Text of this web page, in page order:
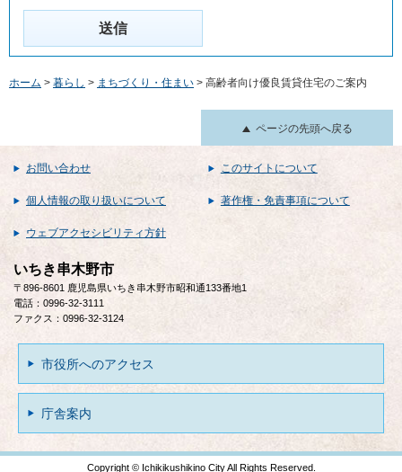
ホーム > 暮らし > まちづくり・住まい > 高齢者向け優良賃貸住宅のご案内
ページの先頭へ戻る
お問い合わせ このサイトについて
個人情報の取り扱いについて 著作権・免責事項について
ウェブアクセシビリティ方針
いちき串木野市
〒896-8601 鹿児島県いちき串木野市昭和通133番地1
電話：0996-32-3111
ファクス：0996-32-3124
市役所へのアクセス
庁舎案内
Copyright © Ichikikushikino City All Rights Reserved.